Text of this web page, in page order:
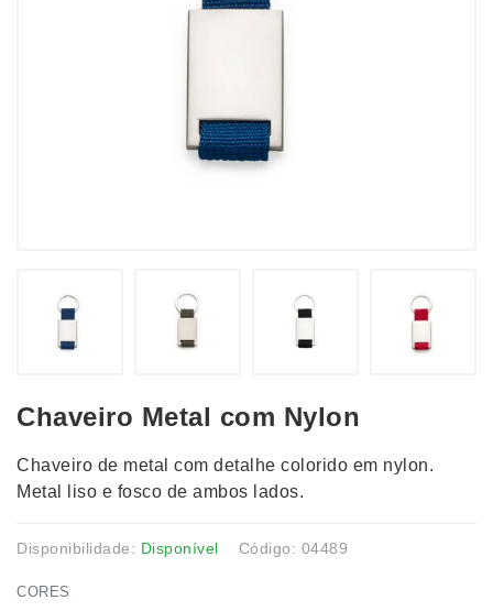
Chaveiro Metal com Nylon
Chaveiro de metal com detalhe colorido em nylon.
Metal liso e fosco de ambos lados.
Disponibilidade: Disponível Código: 04489
CORES